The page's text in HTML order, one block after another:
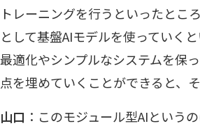
トレーニングを行うといったとこ
として基盤AIモデルを使っていく
最適化やシンプルなシステムを保
点を埋めていくことができると、
山口 ：このモジュール型AIという